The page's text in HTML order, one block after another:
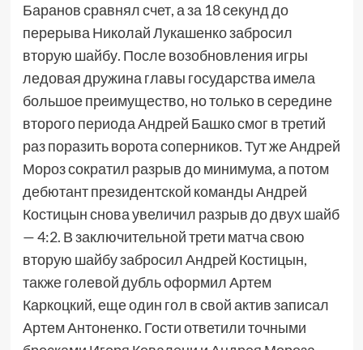
Баранов сравнял счет, а за 18 секунд до
перерыва Николай Лукашенко забросил
вторую шайбу. После возобновления игры
ледовая дружина главы государства имела
большое преимущество, но только в середине
второго периода Андрей Башко смог в третий
раз поразить ворота соперников. Тут же Андрей
Мороз сократил разрыв до минимума, а потом
дебютант президентской команды Андрей
Костицын снова увеличил разрыв до двух шайб
— 4:2. В заключительной трети матча свою
вторую шайбу забросил Андрей Костицын,
также голевой дубль оформил Артем
Каркоцкий, еще один гол в свой актив записал
Артем Антоненко. Гости ответили точными